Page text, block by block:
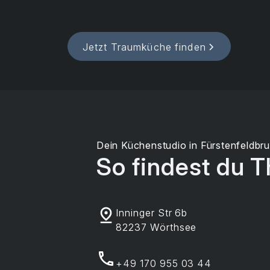
Jetzt Traumküche finden
Dein Küchenstudio in
So findest du
Inninger Str 6b
82237 Wörthsee
+49 170 955 03 44